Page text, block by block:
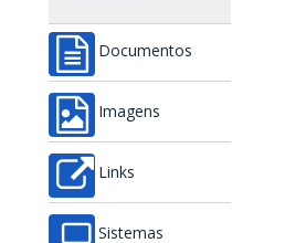
Documentos
Imagens
Links
Sistemas